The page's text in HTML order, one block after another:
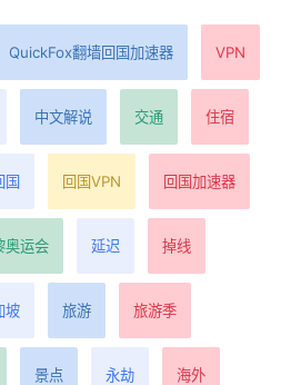
QuickFox翻墙回国加速器 VPN
中文解说 交通 住宿
国 回国VPN 回国加速器
奥运会 延迟 掉线
坡 旅游 旅游季
景点 永劫 海外